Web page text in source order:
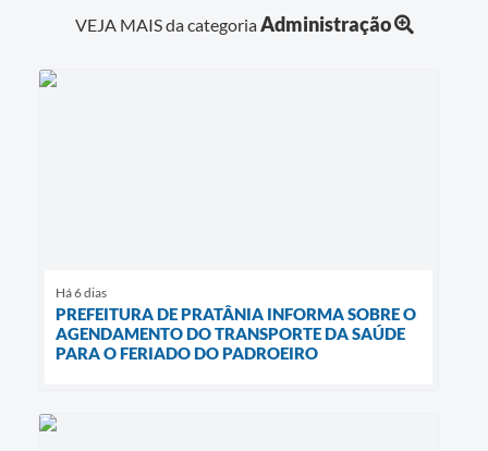
VEJA MAIS da categoriaAdministração
Há 6 dias
PREFEITURA DE PRATÂNIA INFORMA SOBRE O
AGENDAMENTO DO TRANSPORTE DA SAÚDE
PARA O FERIADO DO PADROEIRO